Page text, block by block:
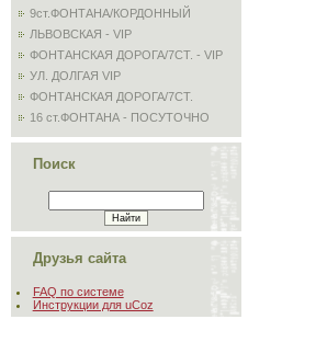
9ст.ФОНТАНА/КОРДОННЫЙ
ЛЬВОВСКАЯ - VIP
ФОНТАНСКАЯ ДОРОГА/7СТ. - VIP
УЛ. ДОЛГАЯ VIP
ФОНТАНСКАЯ ДОРОГА/7СТ.
16 ст.ФОНТАНА - ПОСУТОЧНО
Поиск
Друзья сайта
FAQ по системе
Инструкции для uCoz